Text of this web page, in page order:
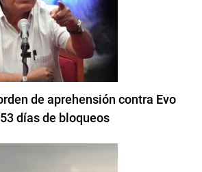
de aprehensión contra Evo
días de bloqueos